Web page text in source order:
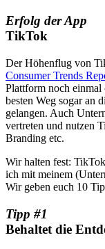
Erfolg der App
TikTok
Der Höhenflug von
Consumer Trends
Plattform noch
besten Weg sogar an
gelangen. Auch
vertreten und nutzen
Branding etc.
Wir halten fest:
ich mit meinem
Wir geben euch 10
Tipp #1
Behaltet die